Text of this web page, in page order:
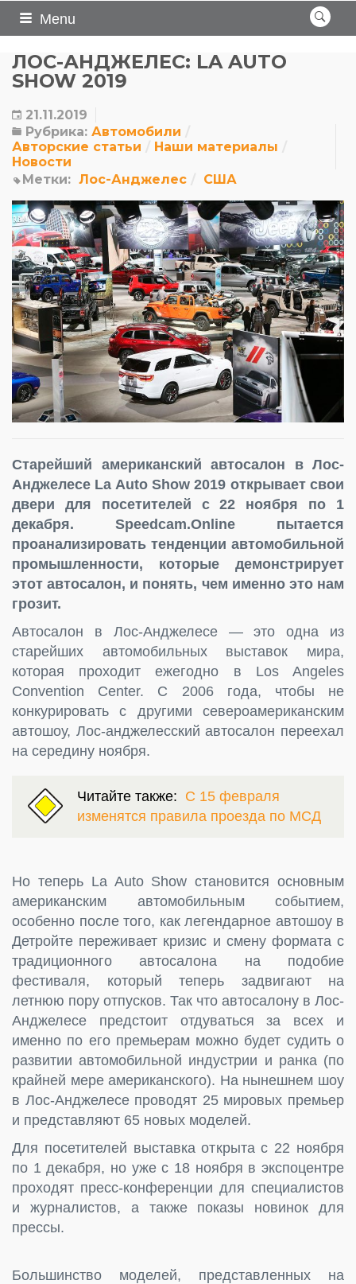
Menu
ЛОС-АНДЖЕЛЕС: LA AUTO
SHOW 2019
21.11.2019
Рубрика: Автомобили
Авторские статьи
Наши материалы
Новости
Метки: Лос-Анджелес США
Старейший американский автосалон в Лос-
Анджелесе La Auto Show 2019 открывает свои
двери для посетителей с 22 ноября по 1
декабря. Speedcam.Online пытается
проанализировать тенденции автомобильной
промышленности, которые демонстрирует
этот автосалон, и понять, чем именно это нам
грозит.
Автосалон в Лос-Анджелесе — это одна из
старейших автомобильных выставок мира,
которая проходит ежегодно в Los Angeles
Convention Center. С 2006 года, чтобы не
конкурировать с другими североамериканским
автошоу, Лос-анджелесский автосалон переехал
на середину ноября.
Читайте также: С 15 февраля
изменятся правила проезда по МСД
Но теперь La Auto Show становится основным
американским автомобильным событием,
особенно после того, как легендарное автошоу в
Детройте переживает кризис и смену формата с
традиционного автосалона на подобие
фестиваля, который теперь задвигают на
летнюю пору отпусков. Так что автосалону в Лос-
Анджелесе предстоит отдуваться за всех и
именно по его премьерам можно будет судить о
развитии автомобильной индустрии и ранка (по
крайней мере американского). На нынешнем шоу
в Лос-Анджелесе проводят 25 мировых премьер
и представляют 65 новых моделей.
Для посетителей выставка открыта с 22 ноября
по 1 декабря, но уже с 18 ноября в экспоцентре
проходят пресс-конференции для специалистов
и журналистов, а также показы новинок для
прессы.
Большинство моделей, представленных на